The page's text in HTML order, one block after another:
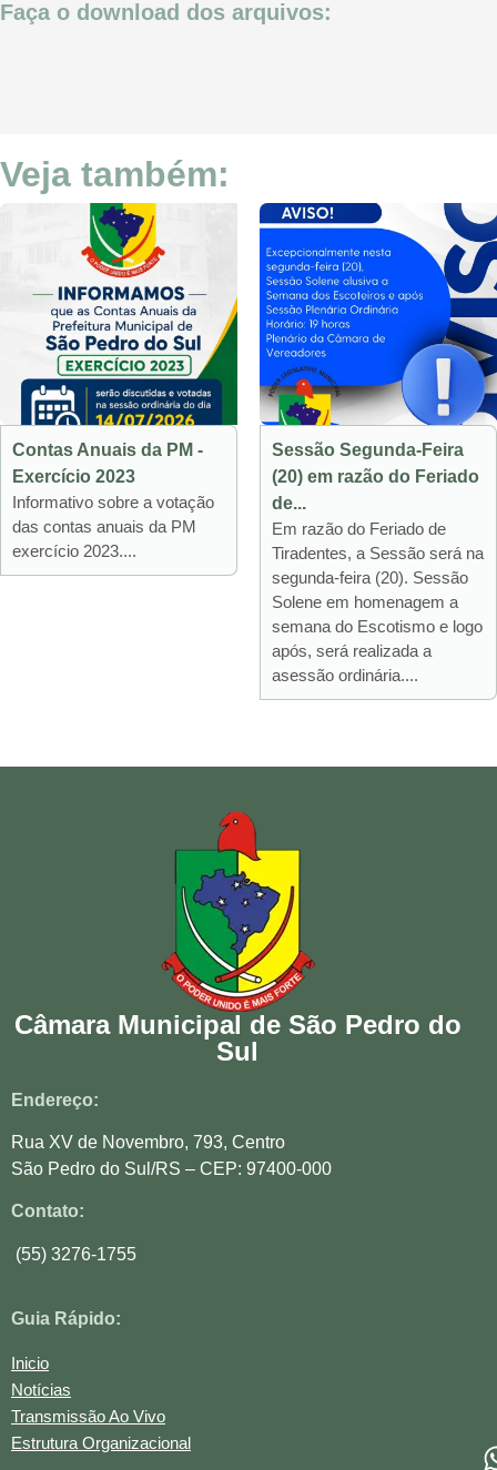
Faça o download dos arquivos:
Veja também:
Contas Anuais da PM -
Exercício 2023
Informativo sobre a votação
das contas anuais da PM
exercício 2023....
Sessão Segunda-Feira
(20) em razão do Feriado
de...
Em razão do Feriado de
Tiradentes, a Sessão será na
segunda-feira (20). Sessão
Solene em homenagem a
semana do Escotismo e logo
após, será realizada a
asessão ordinária....
Câmara Municipal de São Pedro do
Sul
Endereço:
Rua XV de Novembro, 793, Centro
São Pedro do Sul/RS – CEP: 97400-000
Contato:
(55) 3276-1755
Guia Rápido:
Inicio
Notícias
Transmissão Ao Vivo
Estrutura Organizacional